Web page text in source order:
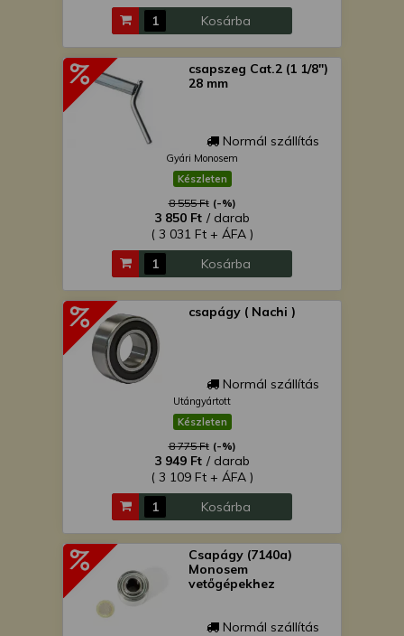
Kosárba
csapszeg Cat.2 (1 1/8")
28 mm
Normál szállítás
Gyári Monosem
Készleten
8 555 Ft (-%)
3 850 Ft / darab
( 3 031 Ft + ÁFA )
Kosárba
csapágy ( Nachi )
Normál szállítás
Utángyártott
Készleten
8 775 Ft (-%)
3 949 Ft / darab
( 3 109 Ft + ÁFA )
Kosárba
Csapágy (7140a)
Monosem
vetőgépekhez
Normál szállítás